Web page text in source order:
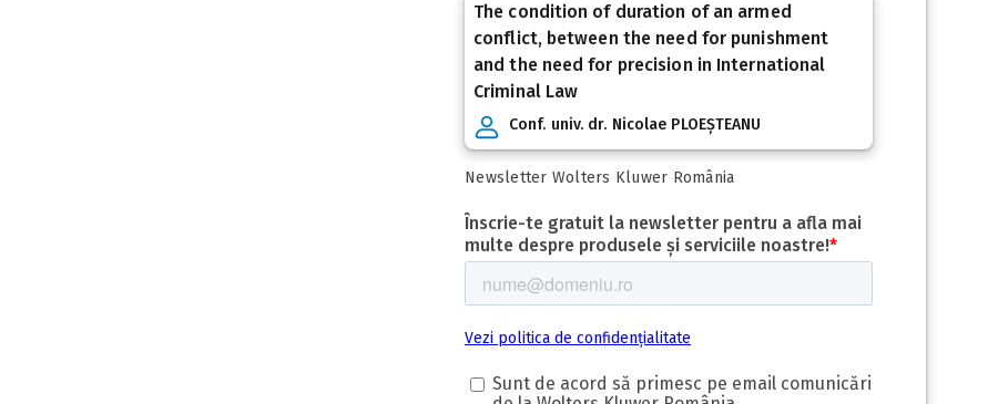
The condition of duration of an armed
conflict, between the need for punishment
and the need for precision in International
Criminal Law
Conf. univ. dr. Nicolae PLOEȘTEANU
Newsletter Wolters Kluwer România